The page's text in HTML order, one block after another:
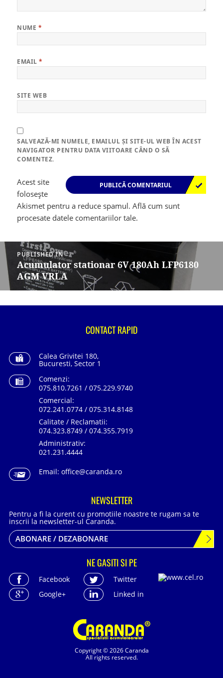
NUME *
EMAIL*
SITE WEB
SALVEAZĂ-MI NUMELE, EMAILUL ȘI SITE-UL WEB ÎN ACEST
NAVIGATOR PENTRU DATA VIITOARE CÂND O SĂ
COMENTEZ.
Acest site
folosește
Akismet pentru a reduce spamul.Află cum sunt
procesate datele comentariilor tale.
Navigare
în
articole
PUBLISHED IN
Acumulator stationar 6V 180Ah LFP6180
AGM VRLA
Copyright © 2026 Caranda
All rights reserved.
CONTACT RAPID
Calea Grivitei 180,
Bucuresti, Sector 1
Comenzi:
075.810.7261 / 075.229.9740
Comercial:
072.241.0774 / 075.314.8148
Calitate / Reclamatii:
074.323.8749 / 074.355.7919
Administrativ:
021.231.4444
Email: office@caranda.ro
NEWSLETTER
Pentru a fi la curent cu promotiile noastre te rugam sa te
inscrii la newsletter-ul Caranda.
ABONARE / DEZABONARE
NE GASITI SI PE
Facebook
Twitter
Google+
Linked in